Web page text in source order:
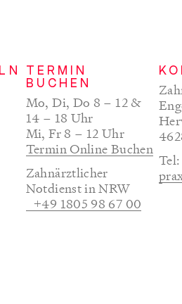
TERMIN
BUCHEN
Mo, Di, Do 8 – 12 &
14 – 18 Uhr
Mi, Fr 8 – 12 Uhr
Termin Online Buchen
Zahnärztlicher
Notdienst in NRW
+49 1805 98 67 00